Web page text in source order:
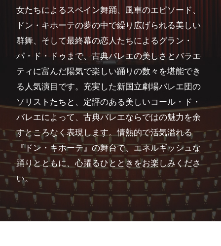
女たちによるスペイン舞踊、風車のエピソード、
ドン・キホーテの夢の中で繰り広げられる美しい
群舞、そして最終幕の恋人たちによるグラン・
パ・ド・ドゥまで、古典バレエの美しさとバラエ
ティに富んだ陽気で楽しい踊りの数々を堪能でき
る人気演目です。充実した新国立劇場バレエ団の
ソリストたちと、定評のある美しいコール・ド・
バレエによって、古典バレエならではの魅力を余
すところなく表現します。情熱的で活気溢れる
『ドン・キホーテ』の舞台で、エネルギッシュな
踊りとともに、心躍るひとときをお楽しみくださ
い。